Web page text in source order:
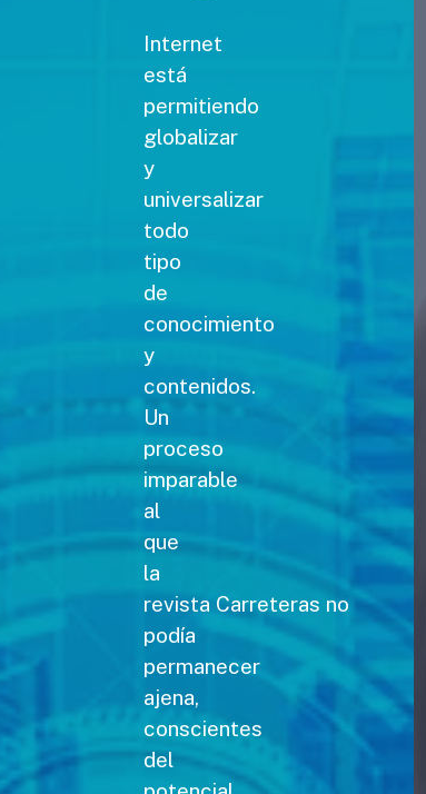
Internet
está
permitiendo
globalizar
y
universalizar
todo
tipo
de
conocimiento
y
contenidos.
Un
proceso
imparable
al
que
la
revista Carreteras no
podía
permanecer
ajena,
conscientes
del